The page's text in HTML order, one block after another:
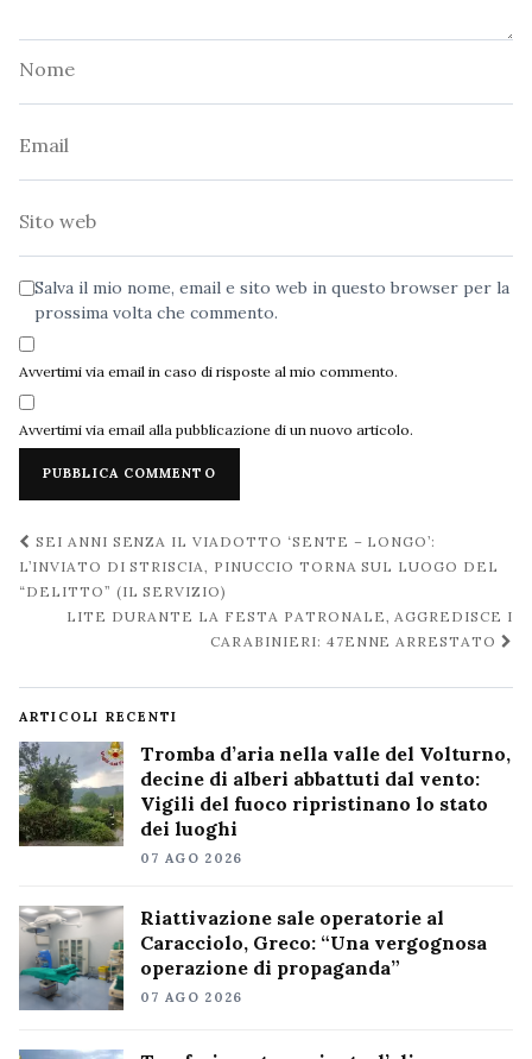
Salva il mio nome, email e sito web in questo browser per la
prossima volta che commento.
Avvertimi via email in caso di risposte al mio commento.
Avvertimi via email alla pubblicazione di un nuovo articolo.
Navigazione
post
SEI ANNI SENZA IL VIADOTTO ‘SENTE – LONGO’:
L’INVIATO DI STRISCIA, PINUCCIO TORNA SUL LUOGO DEL
“DELITTO” (IL SERVIZIO)
LITE DURANTE LA FESTA PATRONALE, AGGREDISCE I
CARABINIERI: 47ENNE ARRESTATO
ARTICOLI RECENTI
Tromba d’aria nella valle del Volturno,
decine di alberi abbattuti dal vento:
Vigili del fuoco ripristinano lo stato
dei luoghi
07 AGO 2026
Riattivazione sale operatorie al
Caracciolo, Greco: “Una vergognosa
operazione di propaganda”
07 AGO 2026